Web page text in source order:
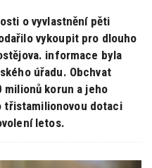
o vyvlastnění pěti
vykoupit pro dlouho
informace byla
úřadu. Obchvat
milionů korun a jeho
třistamilionovou dotaci
letos.